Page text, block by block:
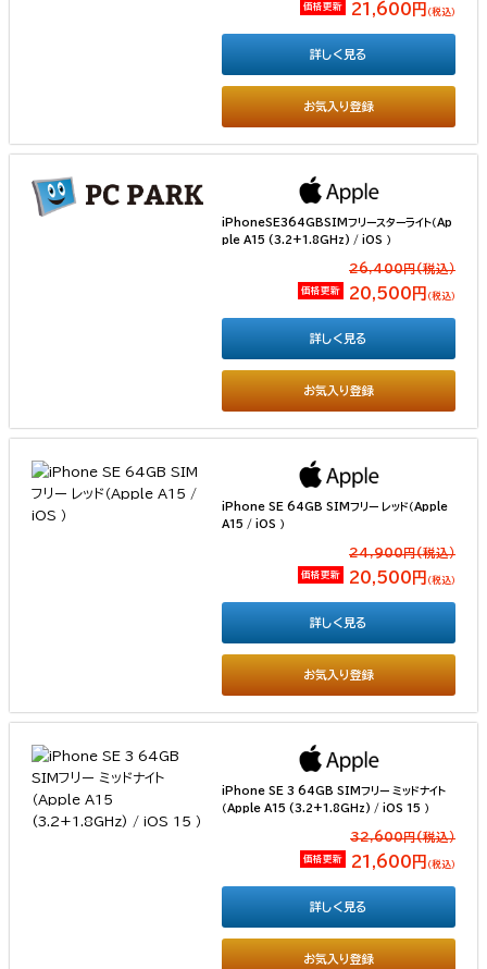
価格更新 21,600円 （税込）
お気入り登録
詳しく見る
iPhoneSE364GBSIMフリースターライト（Ap
ple A15 (3.2+1.8GHz) / iOS ）
26,400円(税込）
価格更新 20,500円 （税込）
お気入り登録
詳しく見る
iPhone SE 64GB SIMフリー レッド（Apple
A15 / iOS ）
24,900円(税込）
価格更新 20,500円 （税込）
お気入り登録
詳しく見る
iPhone SE 3 64GB SIMフリー ミッドナイト
（Apple A15 (3.2+1.8GHz) / iOS 15 ）
32,600円(税込）
価格更新 21,600円 （税込）
お気入り登録
詳しく見る